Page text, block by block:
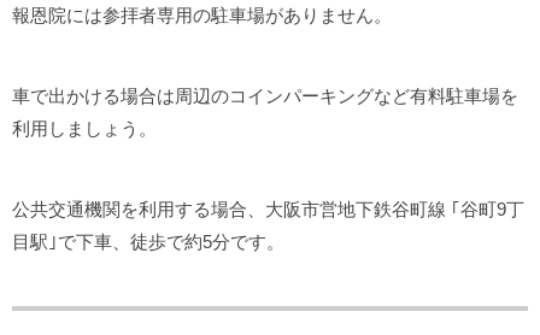
報恩院には参拝者専用の駐車場がありません。
車で出かける場合は周辺のコインパーキングなど有料駐車場を
利用しましょう。
公共交通機関を利用する場合、大阪市営地下鉄谷町線 ｢谷町9丁
目駅｣で下車、徒歩で約5分です。